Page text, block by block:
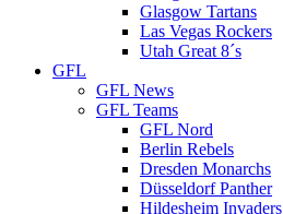
Glasgow Tartans
Las Vegas Rockers
Utah Great 8´s
GFL
GFL News
GFL Teams
GFL Nord
Berlin Rebels
Dresden Monarchs
Düsseldorf Panther
Hildesheim Invaders